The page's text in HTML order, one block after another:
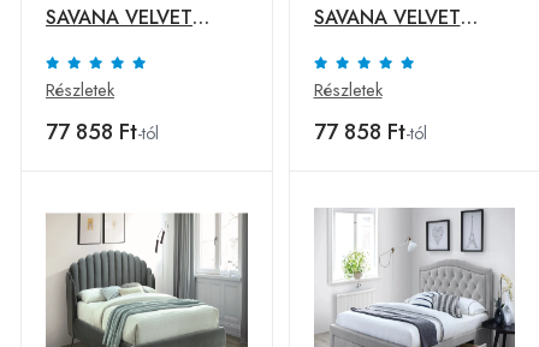
SAVANA VELVET
90x200 cm bézs
Részletek
77 858 Ft-tól
SAVANA VELVET
90x200 cm szürke
Részletek
77 858 Ft-tól